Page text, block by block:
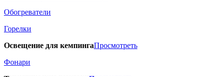
Обогреватели
Горелки
Освещение для кемпингаПросмотреть
Фонари